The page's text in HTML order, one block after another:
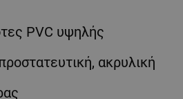
PVC υψηλής
ακρυλική